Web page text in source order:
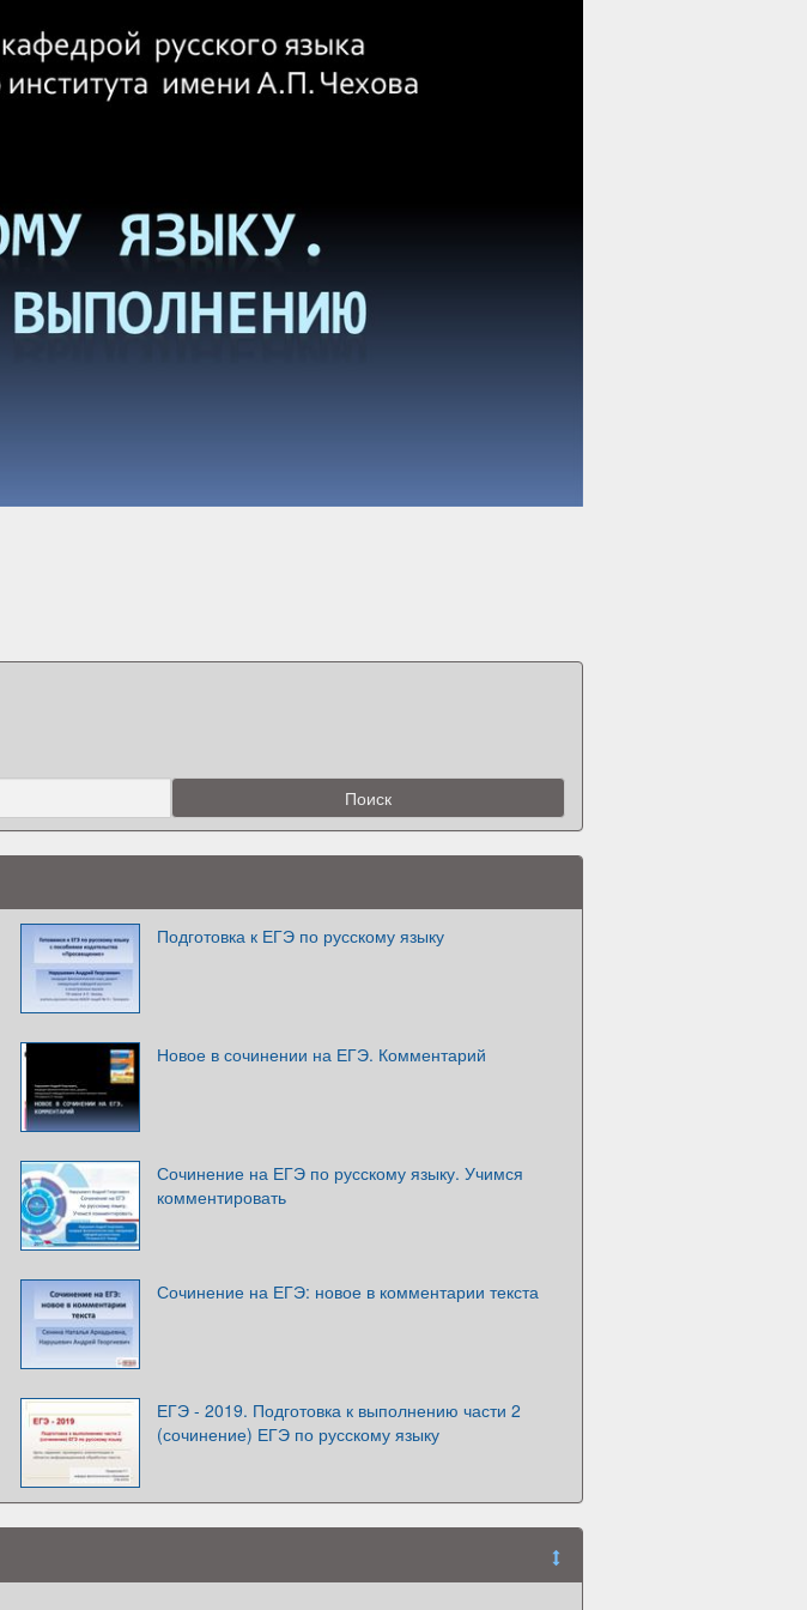
Подготовка к ЕГЭ по русскому языку
Новое в сочинении на ЕГЭ. Комментарий
Сочинение на ЕГЭ по русскому языку. Учимся
комментировать
Сочинение на ЕГЭ: новое в комментарии текста
ЕГЭ - 2019. Подготовка к выполнению части 2
(сочинение) ЕГЭ по русскому языку